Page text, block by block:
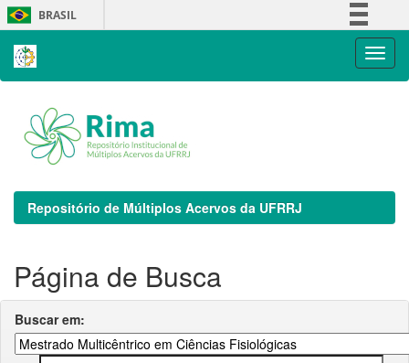
Skip
navigation
BRASIL
Repositório de Múltiplos Acervos da UFRRJ
Página de Busca
Buscar em: